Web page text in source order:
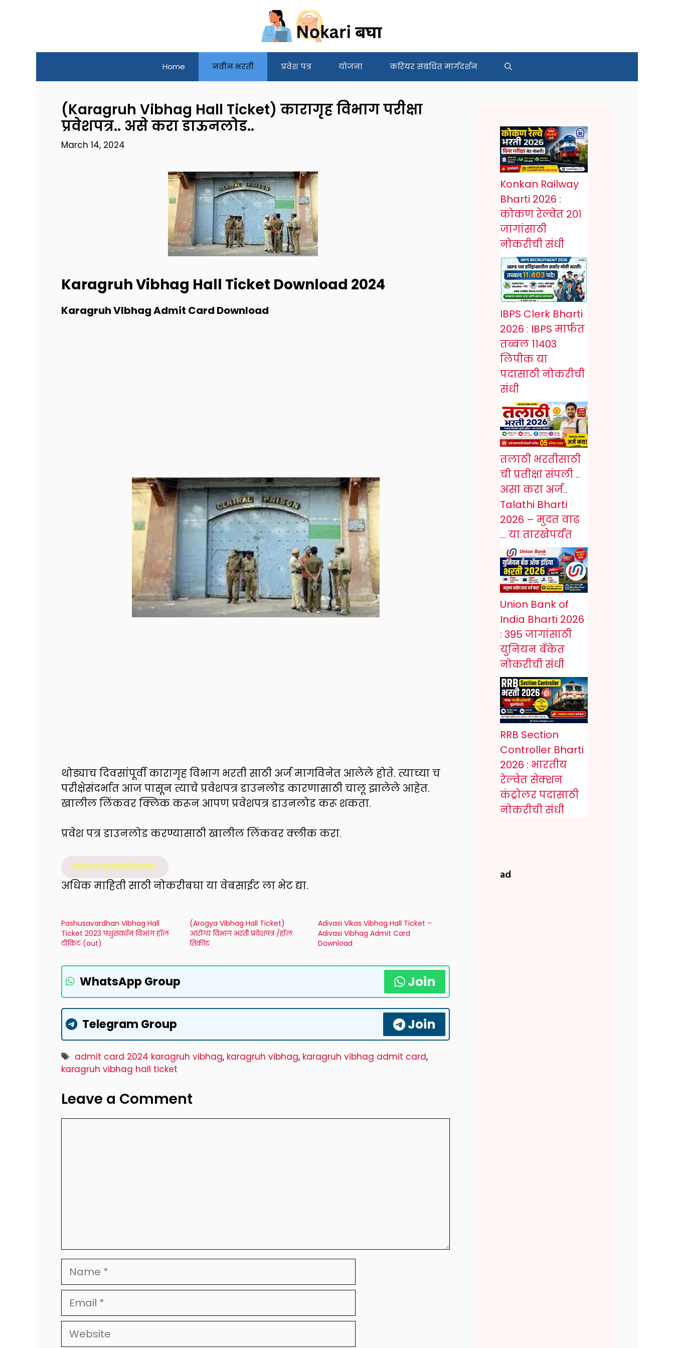
Home नवीन भरती प्रवेश पत्र योजना करियर संबंधित मार्गदर्शन
(Karagruh Vibhag Hall Ticket) कारागृह विभाग परीक्षा
प्रवेशपत्र.. असे करा डाऊनलोड..
March 14, 2024
Karagruh Vibhag Hall Ticket Download 2024
Karagruh VIbhag Admit Card Download
थोड्याच दिवसांपूर्वी कारागृह विभाग भरती साठी अर्ज मागविनेत आलेले होते. त्याच्या च
परीक्षेसंदर्भात आज पासून त्याचे प्रवेशपत्र डाउनलोड कारणासाठी चालू झालेले आहेत.
खालील लिंकवर क्लिक करून आपण प्रवेशपत्र डाउनलोड करू शकता.
प्रवेश पत्र डाउनलोड करण्यासाठी खालील लिंकवर क्लीक करा.
प्रवेशपत्र डाउनलोड करा .
अधिक माहिती साठी नोकरीबघा या वेबसाईट ला भेट द्या.
Pashusavardhan Vibhag Hall
Ticket 2023 पशुसंवर्धन विभाग हाॅल
टीकिट (out)
(Arogya Vibhag Hall Ticket)
आरोग्य विभाग भरती प्रवेशपत्र /हॉल
तिकीट
Adivasi Vikas Vibhag Hall Ticket –
Adivasi Vibhag Admit Card
Download
WhatsApp Group Join
Telegram Group Join
Tags
admit card 2024 karagruh vibhag, karagruh vibhag, karagruh vibhag admit card,
karagruh vibhag hall ticket
Leave a Comment
Name
Email
Website
Konkan Railway
Bharti 2026 :
कोकण रेल्वेत २०१
जागांसाठी
नोकरीची संधी
IBPS Clerk Bharti
2026 : IBPS मार्फत
तब्बल 11403
लिपीक या
पदासाठी नोकरीची
संधी
तलाठी भरतीसाठी
ची प्रतीक्षा संपली ..
असा करा अर्ज..
Talathi Bharti
2026 – मुदत वाढ
… या तारखेपर्यंत
Union Bank of
India Bharti 2026
: 395 जागांसाठी
युनियन बँकेत
नोकरीची संधी
RRB Section
Controller Bharti
2026 : भारतीय
रेल्वेत सेक्शन
कंट्रोलर पदासाठी
नोकरीची संधी
ad